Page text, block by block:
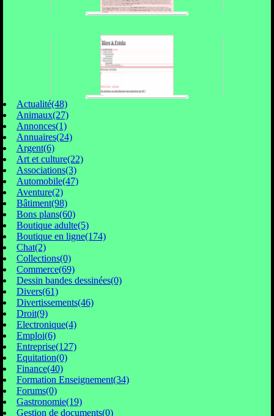
Actualité(48)
Animaux(27)
Annonces(1)
Annuaires(24)
Argent(6)
Art et culture(22)
Associations(3)
Automobile(47)
Aventure(2)
Bâtiment(98)
Bons plans(60)
Boutique adulte(5)
Boutique en ligne(174)
Chat(2)
Collections(0)
Commerce(69)
Dessin bandes dessinées(0)
Divers(61)
Divertissements(46)
Droit(9)
Electronique(4)
Emploi(6)
Entreprise(127)
Equitation(0)
Finance(40)
Formation Enseignement(34)
Forums(0)
Gastronomie(19)
Gestion de documents(0)